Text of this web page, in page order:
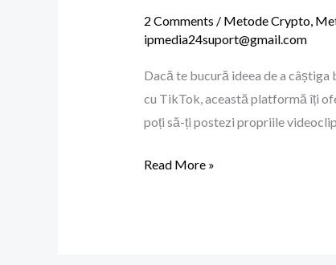
2 Comments / Metode Crypto,
ipmedia24suport@gmail.com
Dacă te bucură ideea de a
cu TikTok, această platformă îți
poți să-ți postezi propriile
lunar
vizionând
scurte,
ca
pe
Read More »